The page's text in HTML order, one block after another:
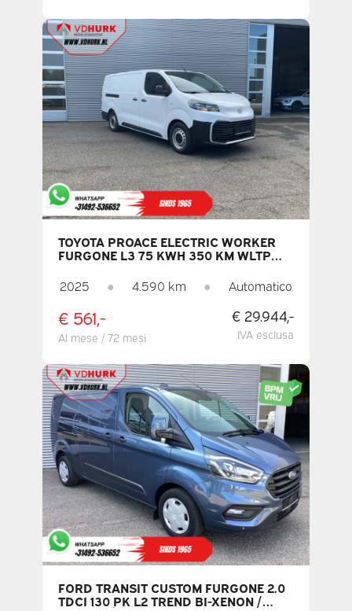
TOYOTA PROACE ELECTRIC WORKER
FURGONE L3 75 KWH 350 KM WLTP
CLIMATIZZATORE / PDC / CRUISE
CONTROL / DAB
2025 ● 4.590 km ● Automatico
€ 561,-
Al mese / 72 mesi
€ 29.944,-
IVA esclusa
FORD TRANSIT CUSTOM FURGONE 2.0
TDCI 130 PK L2 TREND BI-XENON /